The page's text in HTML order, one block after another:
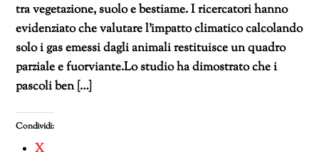
tra vegetazione, suolo e bestiame. I ricercatori hanno
evidenziato che valutare l’impatto climatico calcolando
solo i gas emessi dagli animali restituisce un quadro
parziale e fuorviante.Lo studio ha dimostrato che i
pascoli ben […]
Condividi: